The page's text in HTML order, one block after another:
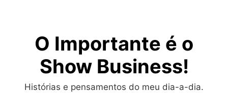
O Importante é o
Show Business!
Histórias e pensamentos do meu dia-a-dia.